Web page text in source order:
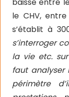
le CHV,
s’établit à
s’interroger
la vie etc.
faut analyser
périmètre